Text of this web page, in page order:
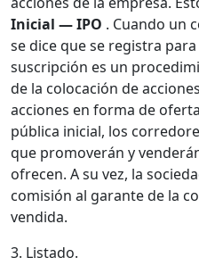
Inicial — IPO . Cuando un
se dice que se registra
suscripción es un
de la colocación de
acciones en forma de
pública inicial, los
que promoverán y
ofrecen. A su vez, la
comisión al garante de la
vendida.
3. Listado.